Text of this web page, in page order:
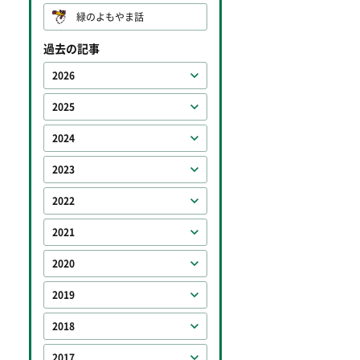
緑のよもやま話
過去の記事
2026
2025
2024
2023
2022
2021
2020
2019
2018